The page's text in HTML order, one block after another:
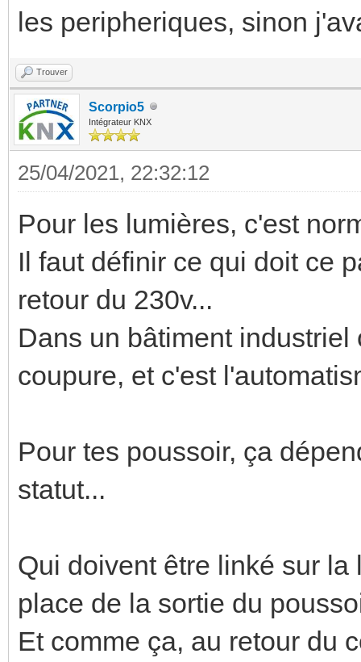
les peripheriques, sinon
Trouver
Scorpio5
Intégrateur KNX
25/04/2021, 22:32:12
Pour les lumières, c'est
Il faut définir ce qui doit ce
retour du 230v...
Dans un bâtiment
coupure, et c'est
Pour tes poussoir, ça
statut...
Qui doivent être linké sur
place de la sortie du
Et comme ça, au retour du